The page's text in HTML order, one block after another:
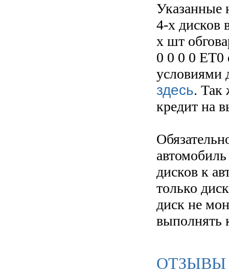
Указанные
4-х дисков
х шт
0 0 0 0 ET0
условиями
здесь. Так
кредит на
дисков к
только
диск не
выполнять
ОТЗЫВЫ